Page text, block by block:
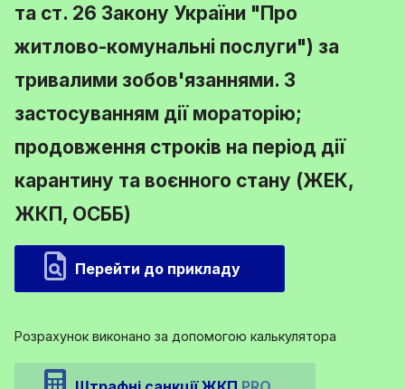
та ст. 26 Закону України "Про
житлово-комунальні послуги") за
тривалими зобов'язаннями. З
застосуванням дії мораторію;
продовження строків на період дії
карантину та воєнного стану (ЖЕК,
ЖКП, ОСББ)
Перейти до прикладу
Розрахунок виконано за допомогою калькулятора